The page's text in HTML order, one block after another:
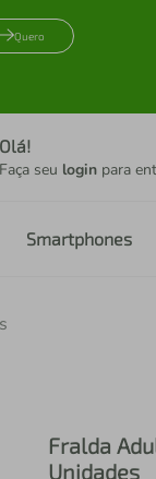
Quero
Olá!
Faça seu login para
Smartphones
Fralda
Unidades